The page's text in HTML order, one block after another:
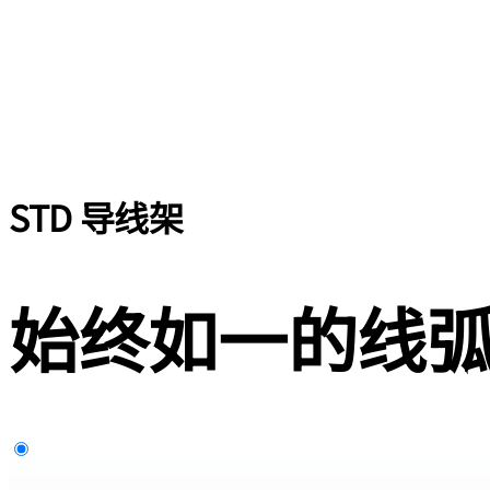
STD 导线架
始终如一的线